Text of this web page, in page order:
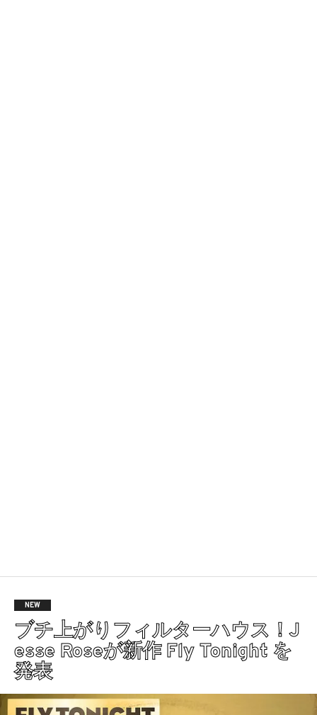
NEW
ブチ上がりフィルターハウス！J
esse Roseが新作 Fly Tonight を
発表